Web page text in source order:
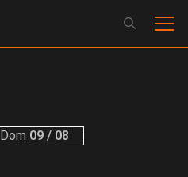
Dom 09 / 08